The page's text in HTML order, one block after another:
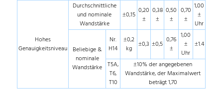
Hohes
Genauigkeitsniveau
Durchschnittliche
und nominale
Wandstärke
±0,15 0,20
±
0,38
±
0,50
±
0,70
±
1,00
±
Uhr
Beliebige &
nominale
Wandstärke
Nr.
H14
±0,2
kg
±0,3 ±0,5 0,76
±
1,00
±
Uhr
±1.4
T5A,
T6,
T10
±10% der angegebenen
Wandstärke, der Maximalwert
beträgt 1,70